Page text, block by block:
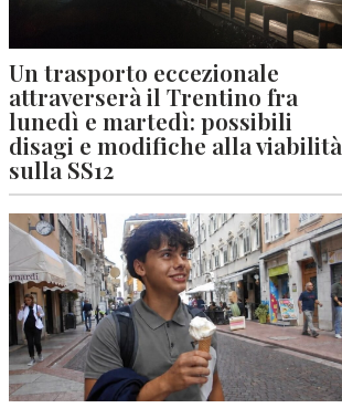
Un trasporto eccezionale
attraverserà il Trentino fra
lunedì e martedì: possibili
disagi e modifiche alla viabilità
sulla SS12